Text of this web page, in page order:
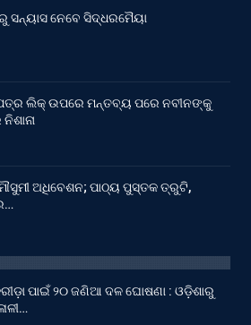
ସନ୍ୟାସ ନେବେ ସିଦ୍ଧରମୈୟା
ଲିକ୍ ଉପରେ ମନ୍ତବ୍ୟ ପରେ ନବୀନଙ୍କୁ
ଅଧିବେଶନ; ପାଠ୍ୟ ପୁସ୍ତକ ତ୍ରୁଟି,
ପାଇଁ ୨୦ ଜଣିଆ ଦଳ ଘୋଷଣା : ଓଡ଼ିଶାରୁ